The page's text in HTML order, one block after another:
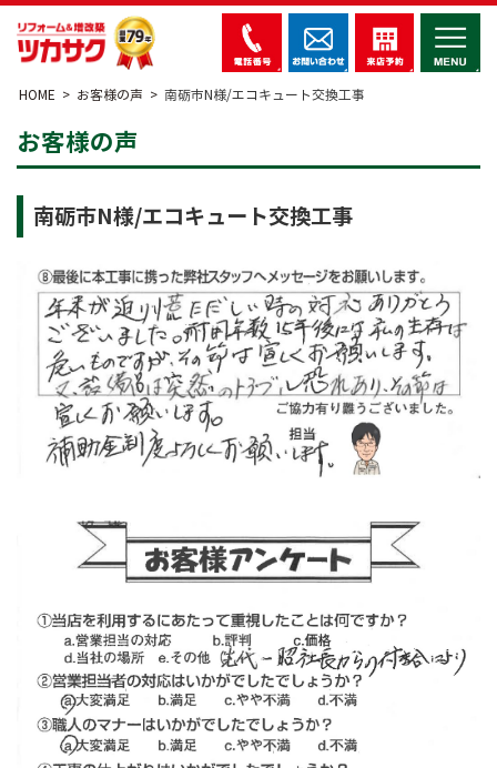
HOME お客様の声 南砺市N様/エコキュート交換工事
お客様の声
南砺市N様/エコキュート交換工事